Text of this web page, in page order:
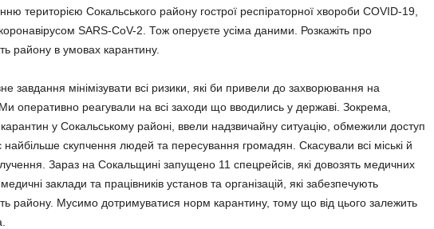
територією Сокальського району гострої респіратор­ної хвороби COVID-19,
SARS-CoV-2. Тож оперуєте усіма даними. Розкажіть про
району в умовах карантину.
завдання мінімізувати всі ризики, які би привели до захворювання на
оперативно реагували на всі заходи що вводились у державі. Зокрема,
у Сокальському районі, ввели надзвичайну ситуацію, обмежили дос­туп
найбільше скупчення людей та пересування громадян. Скасували всі міські й
Зараз на Сокальщині запущено 11 спецрейсів, які довозять медич­них
медичні заклади та працівни­ків установ та організацій, які забезпечують
району. Мусимо дотримувати­ся норм карантину, тому що від цього зале­жить